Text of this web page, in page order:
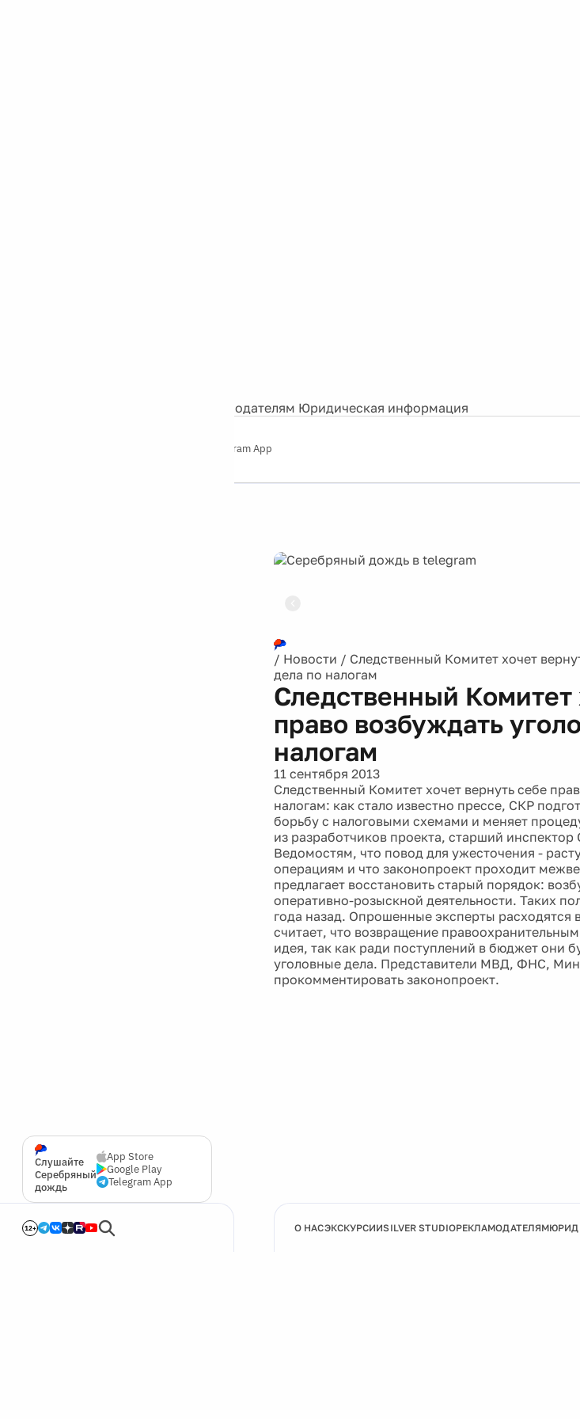
Рекламодателям Юридическая информация
Telegram App
Слушайте
Серебряный
дождь
App Store
Google Play
Telegram App
12+
/ Новости / Следственный Комитет хочет
дела по налогам
Следственный Комитет
право возбуждать
налогам
11 сентября 2013
Следственный Комитет хочет вернуть себе
налогам: как стало известно прессе, СКР
борьбу с налоговыми схемами и меняет
из разработчиков проекта, старший
Ведомостям, что повод для ужесточения -
операциям и что законопроект проходит
предлагает восстановить старый порядок:
оперативно-розыскной деятельности. Таких
года назад. Опрошенные эксперты расходятся
считает, что возвращение
идея, так как ради поступлений в бюджет они
уголовные дела. Представители МВД, ФНС,
прокомментировать законопроект.
О НАСЭКСКУРСИИSILVER STUDIOРЕКЛАМОДАТЕЛЯМ